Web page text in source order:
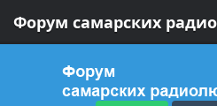
Форум самарских